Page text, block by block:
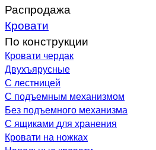
Распродажа
Кровати
По конструкции
Кровати чердак
Двухъярусные
С лестницей
С подъемным механизмом
Без подъемного механизма
С ящиками для хранения
Кровати на ножках